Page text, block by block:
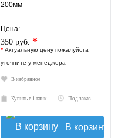
200мм
Цена:
350 руб. *
* Актуальную цену пожалуйста
уточните у менеджера
В избранное
Купить в 1 клик Под заказ
В корзину